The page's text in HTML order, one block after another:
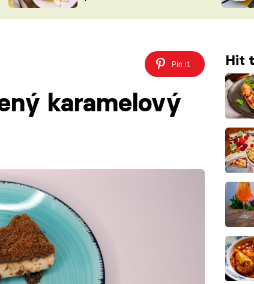
VYCHYTÁVKY
ČASOPIS
Pin it Hit
karamelový